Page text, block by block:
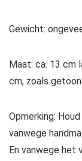
Gewicht:
Maat: ca. 13 cm
cm, zoals
Opmerking:
vanwege
En vanwege het